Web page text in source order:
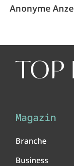
Anonyme
Magazin
Branche
Business